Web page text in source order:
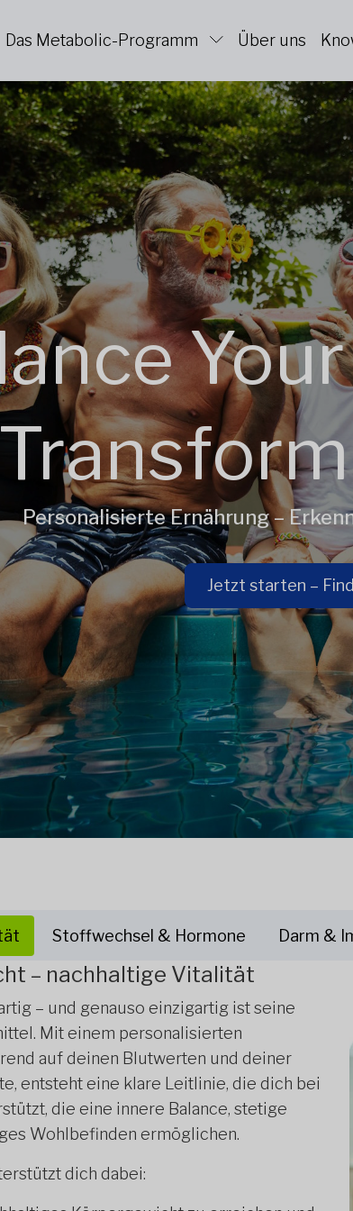
Das Metabolic-Programm Über uns
Personalisierte Ernährung –
Jetzt starten –
Stoffwechsel & Hormone Darm &
– nachhaltige Vitalität
– und genauso einzigartig ist seine
Mit einem personalisierten
auf deinen Blutwerten und deiner
entsteht eine klare Leitlinie, die dich bei
die eine innere Balance, stetige
Wohlbefinden ermöglichen.
dich dabei: